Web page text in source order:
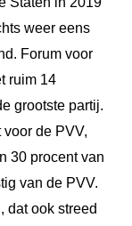
weer eens
Forum voor
ruim 14
grootste partij.
de PVV,
30 procent van
van de PVV.
dat ook streed